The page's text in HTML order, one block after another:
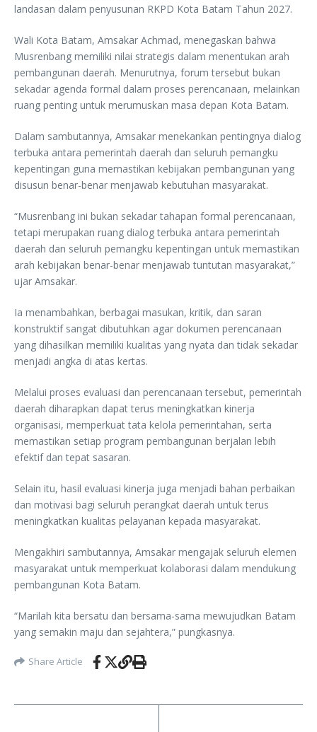
landasan dalam penyusunan RKPD Kota Batam Tahun 2027.
Wali Kota Batam, Amsakar Achmad, menegaskan bahwa
Musrenbang memiliki nilai strategis dalam menentukan arah
pembangunan daerah. Menurutnya, forum tersebut bukan
sekadar agenda formal dalam proses perencanaan, melainkan
ruang penting untuk merumuskan masa depan Kota Batam.
Dalam sambutannya, Amsakar menekankan pentingnya dialog
terbuka antara pemerintah daerah dan seluruh pemangku
kepentingan guna memastikan kebijakan pembangunan yang
disusun benar-benar menjawab kebutuhan masyarakat.
“Musrenbang ini bukan sekadar tahapan formal perencanaan,
tetapi merupakan ruang dialog terbuka antara pemerintah
daerah dan seluruh pemangku kepentingan untuk memastikan
arah kebijakan benar-benar menjawab tuntutan masyarakat,”
ujar Amsakar.
Ia menambahkan, berbagai masukan, kritik, dan saran
konstruktif sangat dibutuhkan agar dokumen perencanaan
yang dihasilkan memiliki kualitas yang nyata dan tidak sekadar
menjadi angka di atas kertas.
Melalui proses evaluasi dan perencanaan tersebut, pemerintah
daerah diharapkan dapat terus meningkatkan kinerja
organisasi, memperkuat tata kelola pemerintahan, serta
memastikan setiap program pembangunan berjalan lebih
efektif dan tepat sasaran.
Selain itu, hasil evaluasi kinerja juga menjadi bahan perbaikan
dan motivasi bagi seluruh perangkat daerah untuk terus
meningkatkan kualitas pelayanan kepada masyarakat.
Mengakhiri sambutannya, Amsakar mengajak seluruh elemen
masyarakat untuk memperkuat kolaborasi dalam mendukung
pembangunan Kota Batam.
“Marilah kita bersatu dan bersama-sama mewujudkan Batam
yang semakin maju dan sejahtera,” pungkasnya.
Share Article